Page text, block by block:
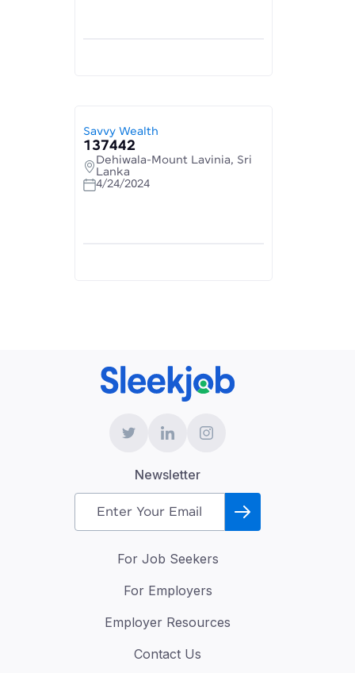
Savvy Wealth
137442
Dehiwala-Mount Lavinia, Sri
Lanka
4/24/2024
Newsletter
For Job Seekers
For Employers
Employer Resources
Contact Us